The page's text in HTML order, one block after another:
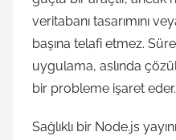
veritabanı tasarımını
başına telafi etmez.
uygulama, aslında
bir probleme işaret eder.
Sağlıklı bir Node.js